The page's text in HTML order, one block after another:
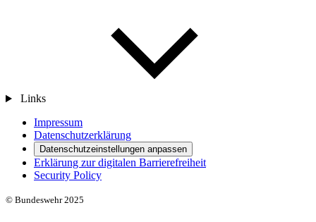
Links
Impressum
Datenschutzerklärung
Datenschutzeinstellungen anpassen
Erklärung zur digitalen Barrierefreiheit
Security Policy
© Bundeswehr 2025